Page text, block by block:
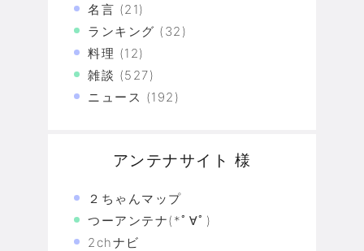
名言 (21)
ランキング (32)
料理 (12)
雑談 (527)
ニュース (192)
アンテナサイト 様
２ちゃんマップ
つーアンテナ(*ﾟ∀ﾟ)
2chナビ